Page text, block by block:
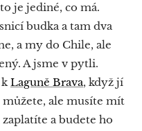
je jediné, co má.
budka a tam dva
a my do Chile, ale
A jsme v pytli.
kLaguně Brava, když jí
ale musíte mít
a budete ho